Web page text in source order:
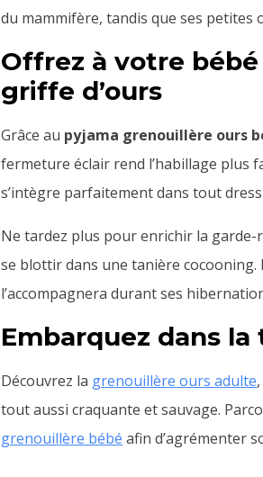
du mammifère, tandis que ses
Offrez à votre
griffe d’ours
Grâce au pyjama grenouillère ours
fermeture éclair rend l’habillage plus
s’intègre parfaitement dans tout
Ne tardez plus pour enrichir la garde-
se blottir dans une tanière cocooning.
l’accompagnera durant ses
Embarquez dans
Découvrez la grenouillère ours adulte
tout aussi craquante et sauvage.
grenouillère bébé afin d’agrémenter